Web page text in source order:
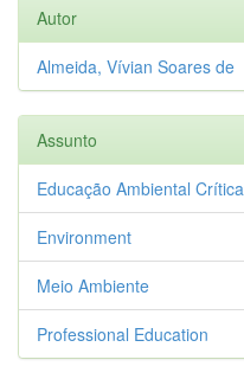
Autor
Almeida, Vívian Soares de
Assunto
Educação Ambiental Crítica
Environment
Meio Ambiente
Professional Education